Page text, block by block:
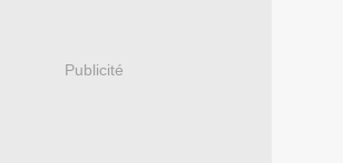
Publicité